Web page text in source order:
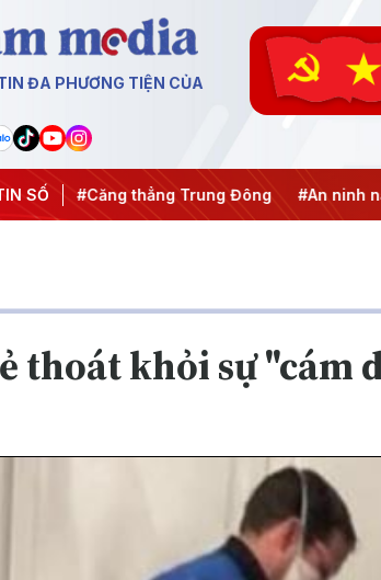
ĐA PHƯƠNG TIỆN CỦA
SỐthẳng Trung Đông #An ninh năng lượng
thoát khỏi sự "cám